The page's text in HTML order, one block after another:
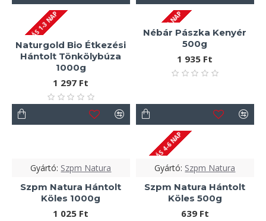
SZÁLLÍTÁS 1-3 NAP
Naturgold Bio Étkezési
Hántolt Tönkölybúza
1000g
1 297 Ft
SZÁLLÍTÁS 1-3 NAP
Nébár Pászka Kenyér
500g
1 935 Ft
Gyártó: Szpm Natura
Szpm Natura Hántolt
Köles 1000g
1 025 Ft
SZÁLLÍTÁS 4-6 NAP
Gyártó: Szpm Natura
Szpm Natura Hántolt
Köles 500g
639 Ft